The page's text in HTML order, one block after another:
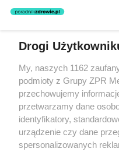
Daleko do
Badanie
naprawdę
Drogi
My, naszych 1162
podmioty z Grupy ZPR
przechowujemy
przetwarzamy dane
identyfikatory,
urządzenie czy dane
spersonalizowanych